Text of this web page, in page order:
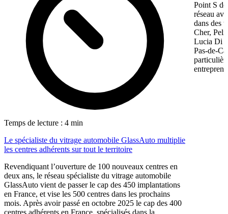
Temps de lecture : 4 min
Le spécialiste du vitrage automobile GlassAuto multiplie
les centres adhérents sur tout le territoire
Revendiquant l’ouverture de 100 nouveaux centres en
deux ans, le réseau spécialiste du vitrage automobile
GlassAuto vient de passer le cap des 450 implantations
en France, et vise les 500 centres dans les prochains
mois. Après avoir passé en octobre 2025 le cap des 400
centres adhérents en France, spécialisés dans la
Point S
réseau
dans des
Cher,
Lucia Di
Pas-de-